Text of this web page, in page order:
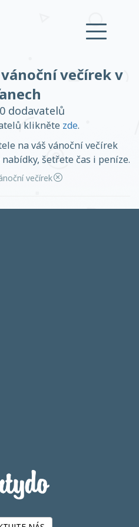
Přihlásit se
Založit účet
večírek v
dodavatelů
klikněte zde.
na váš vánoční večírek
šetřete čas i peníze.
večírek